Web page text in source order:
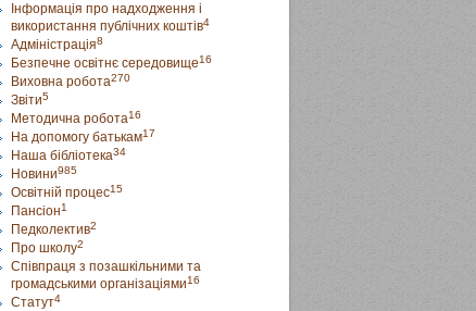
Інформація про надходження і
використання публічних коштів4
Адміністрація8
Безпечне освітнє середовище16
Виховна робота270
Звіти5
Методична робота16
На допомогу батькам17
Наша бібліотека34
Новини985
Освітній процес15
Пансіон1
Педколектив2
Про школу2
Співпраця з позашкільними та
громадськими організаціями16
Статут4